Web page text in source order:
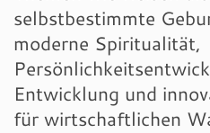
selbstbestimmte
moderne Spiritualität,
Entwicklung und
für wirtschaftlichen